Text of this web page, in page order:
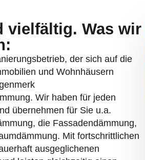
vielfältig. Was wir
der sich auf die
und Wohnhäusern
Wir haben für jeden
übernehmen für Sie u.a.
die Fassadendämmung,
Mit fortschrittlichen
ausgeglichenen